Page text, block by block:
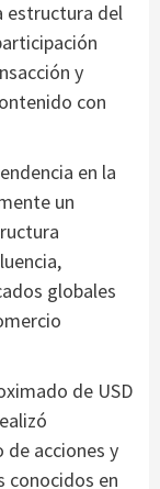
estructura del
y
con
en la
un
globales
de USD
acciones y
conocidos en